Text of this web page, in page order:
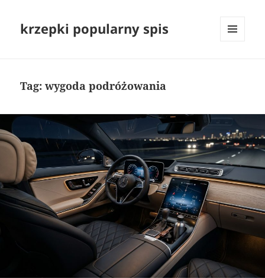
krzepki popularny spis
Tag:wygoda podróżowania